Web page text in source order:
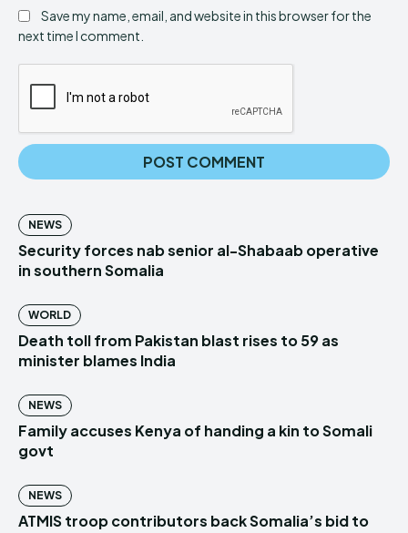
Save my name, email, and website in this browser for the
next time I comment.
NEWS
Security forces nab senior al-Shabaab operative
in southern Somalia
WORLD
Death toll from Pakistan blast rises to 59 as
minister blames India
NEWS
Family accuses Kenya of handing a kin to Somali
govt
NEWS
ATMIS troop contributors back Somalia’s bid to